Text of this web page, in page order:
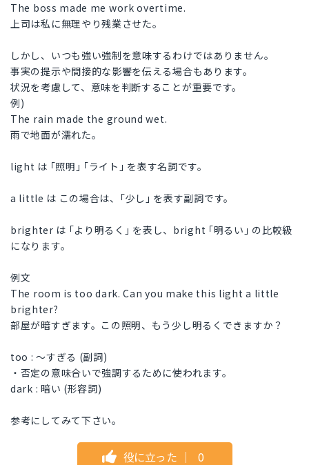
The boss made me work overtime.
上司は私に無理やり残業させた。
しかし、いつも強い強制を意味するわけではありません。
事実の提示や間接的な影響を伝える場合もあります。
状況を考慮して、意味を判断することが重要です。
例)
The rain made the ground wet.
雨で地面が濡れた。
light は ｢照明｣ ｢ライト｣ を表す名詞です。
a little は この場合は、｢少し｣ を表す副詞です。
brighter は ｢より明るく｣ を表し、bright ｢明るい｣ の比較級
になります。
例文
The room is too dark. Can you make this light a little
brighter?
部屋が暗すぎます。この照明、もう少し明るくできますか？
too : ～すぎる (副詞)
・否定の意味合いで強調するために使われます。
dark : 暗い (形容詞)
参考にしてみて下さい。
役に立った ｜ 0